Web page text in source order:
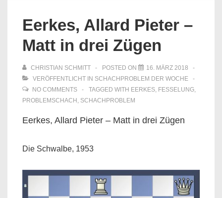
Eerkes, Allard Pieter –
Matt in drei Zügen
CHRISTIAN SCHMITT POSTED ON
16. MÄRZ 2018
VERÖFFENTLICHT IN SCHACHPROBLEM DER WOCHE
NO COMMENTS
TAGGED WITH EERKES, FESSELUNG,
PROBLEMSCHACH , SCHACHPROBLEM
Eerkes, Allard Pieter – Matt in drei Zügen
Die Schwalbe, 1953